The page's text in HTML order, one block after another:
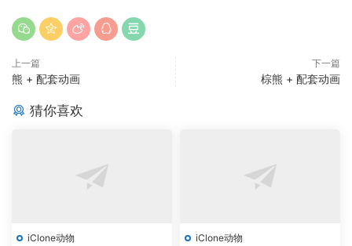
上一篇
熊 + 配套动画
下一篇
棕熊 + 配套动画
猜你喜欢
iClone动物 iClone动物